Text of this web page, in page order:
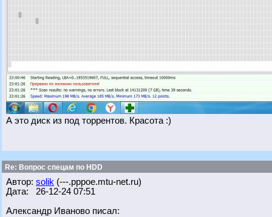
А это диск из под торрентов. Красота :)
Re: Вопрос спецам по HDD
Автор: solik (---.pppoe.mtu-net.ru)
Дата: 26-12-24 07:51
Александр Иваново писал: